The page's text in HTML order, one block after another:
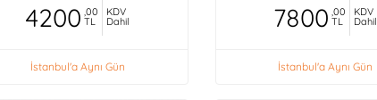
4200 ,00
TL
KDV
Dahil
İstanbul'a Aynı Gün
7800 ,00
TL
KDV
Dahil
İstanbul'a Aynı Gün